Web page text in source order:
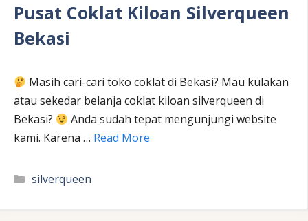
Pusat Coklat Kiloan Silverqueen
Bekasi
Masih cari-cari toko coklat di Bekasi? Mau kulakan
atau sekedar belanja coklat kiloan silverqueen di
Bekasi?
Anda sudah tepat mengunjungi website
kami. Karena … Read More
Kategori
silverqueen